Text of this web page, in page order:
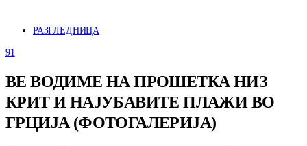
РАЗГЛЕДНИЦА
91
ВЕ ВОДИМЕ НА ПРОШЕТКА НИЗ
КРИТ И НАЈУБАВИТЕ ПЛАЖИ ВО
ГРЦИЈА (ФОТОГАЛЕРИЈА)